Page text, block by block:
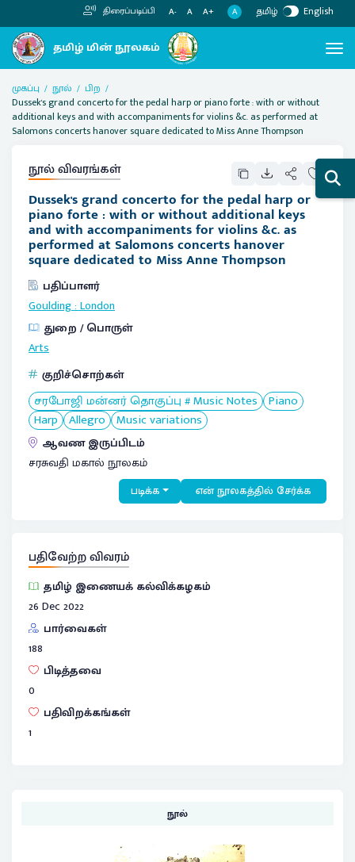
திரைப்படிப்பி A- A A+ A தமிழ் English
முகப்பு நூல்
பிற
Dussek's grand concerto for the pedal harp or piano forte : with or without
additional keys and with accompaniments for violins &c. as performed at
Salomons concerts hanover square dedicated to Miss Anne Thompson
நூல் விவரங்கள்
Dussek's grand concerto for the pedal harp or
piano forte : with or without additional keys
and with accompaniments for violins &c. as
performed at Salomons concerts hanover
square dedicated to Miss Anne Thompson
பதிப்பாளர்
Goulding:London
துறை / பொருள்
Arts
குறிச்சொற்கள்
சரபோஜி மன்னர் தொகுப்பு # Music Notes Piano
Harp Allegro Music variations
ஆவண இருப்பிடம்
சரசுவதி மகால் நூலகம்
படிக்க என் நூலகத்தில் சேர்க்க
பதிவேற்ற விவரம்
தமிழ் இணையக் கல்விக்கழகம்
26 Dec 2022
பார்வைகள்
188
பிடித்தவை
0
பதிவிறக்கங்கள்
1
நூல்